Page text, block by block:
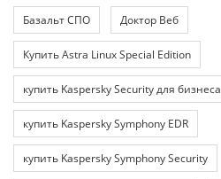
Базальт СПО Доктор Веб
Купить Astra Linux Special Edition
купить Kaspersky Security для бизнеса
купить Kaspersky Symphony EDR
купить Kaspersky Symphony Security